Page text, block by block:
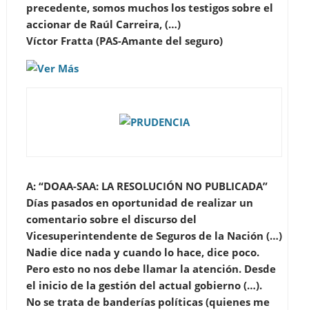
precedente, somos muchos los testigos sobre el
accionar de Raúl Carreira, (…)
Víctor Fratta (PAS-Amante del seguro)
A: “DOAA-SAA: LA RESOLUCIÓN NO PUBLICADA”
Días pasados en oportunidad de realizar un
comentario sobre el discurso del
Vicesuperintendente de Seguros de la Nación (…)
Nadie dice nada y cuando lo hace, dice poco.
Pero esto no nos debe llamar la atención. Desde
el inicio de la gestión del actual gobierno (…).
No se trata de banderías políticas (quienes me